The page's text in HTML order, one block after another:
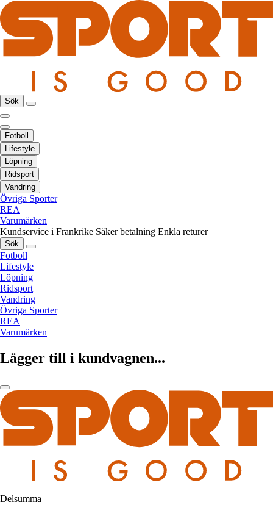
Sök
Fotboll
Lifestyle
Löpning
Ridsport
Vandring
Övriga Sporter
REA
Varumärken
Kundservice i Frankrike Säker betalning Enkla returer
Sök
Fotboll
Lifestyle
Löpning
Ridsport
Vandring
Övriga Sporter
REA
Varumärken
Lägger till i kundvagnen...
Delsumma